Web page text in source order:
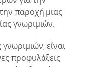
παροχή μιας
γνωριμιών.
είναι
προφυλάξεις